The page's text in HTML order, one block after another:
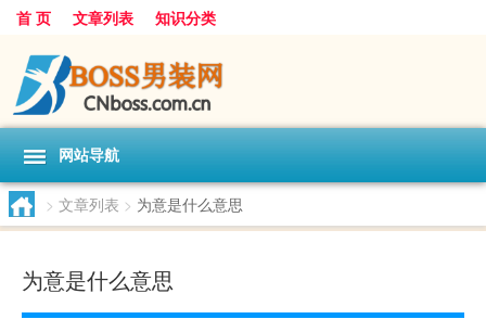
首 页 文章列表 知识分类
网站导航
> 文章列表 > 为意是什么意思
为意是什么意思